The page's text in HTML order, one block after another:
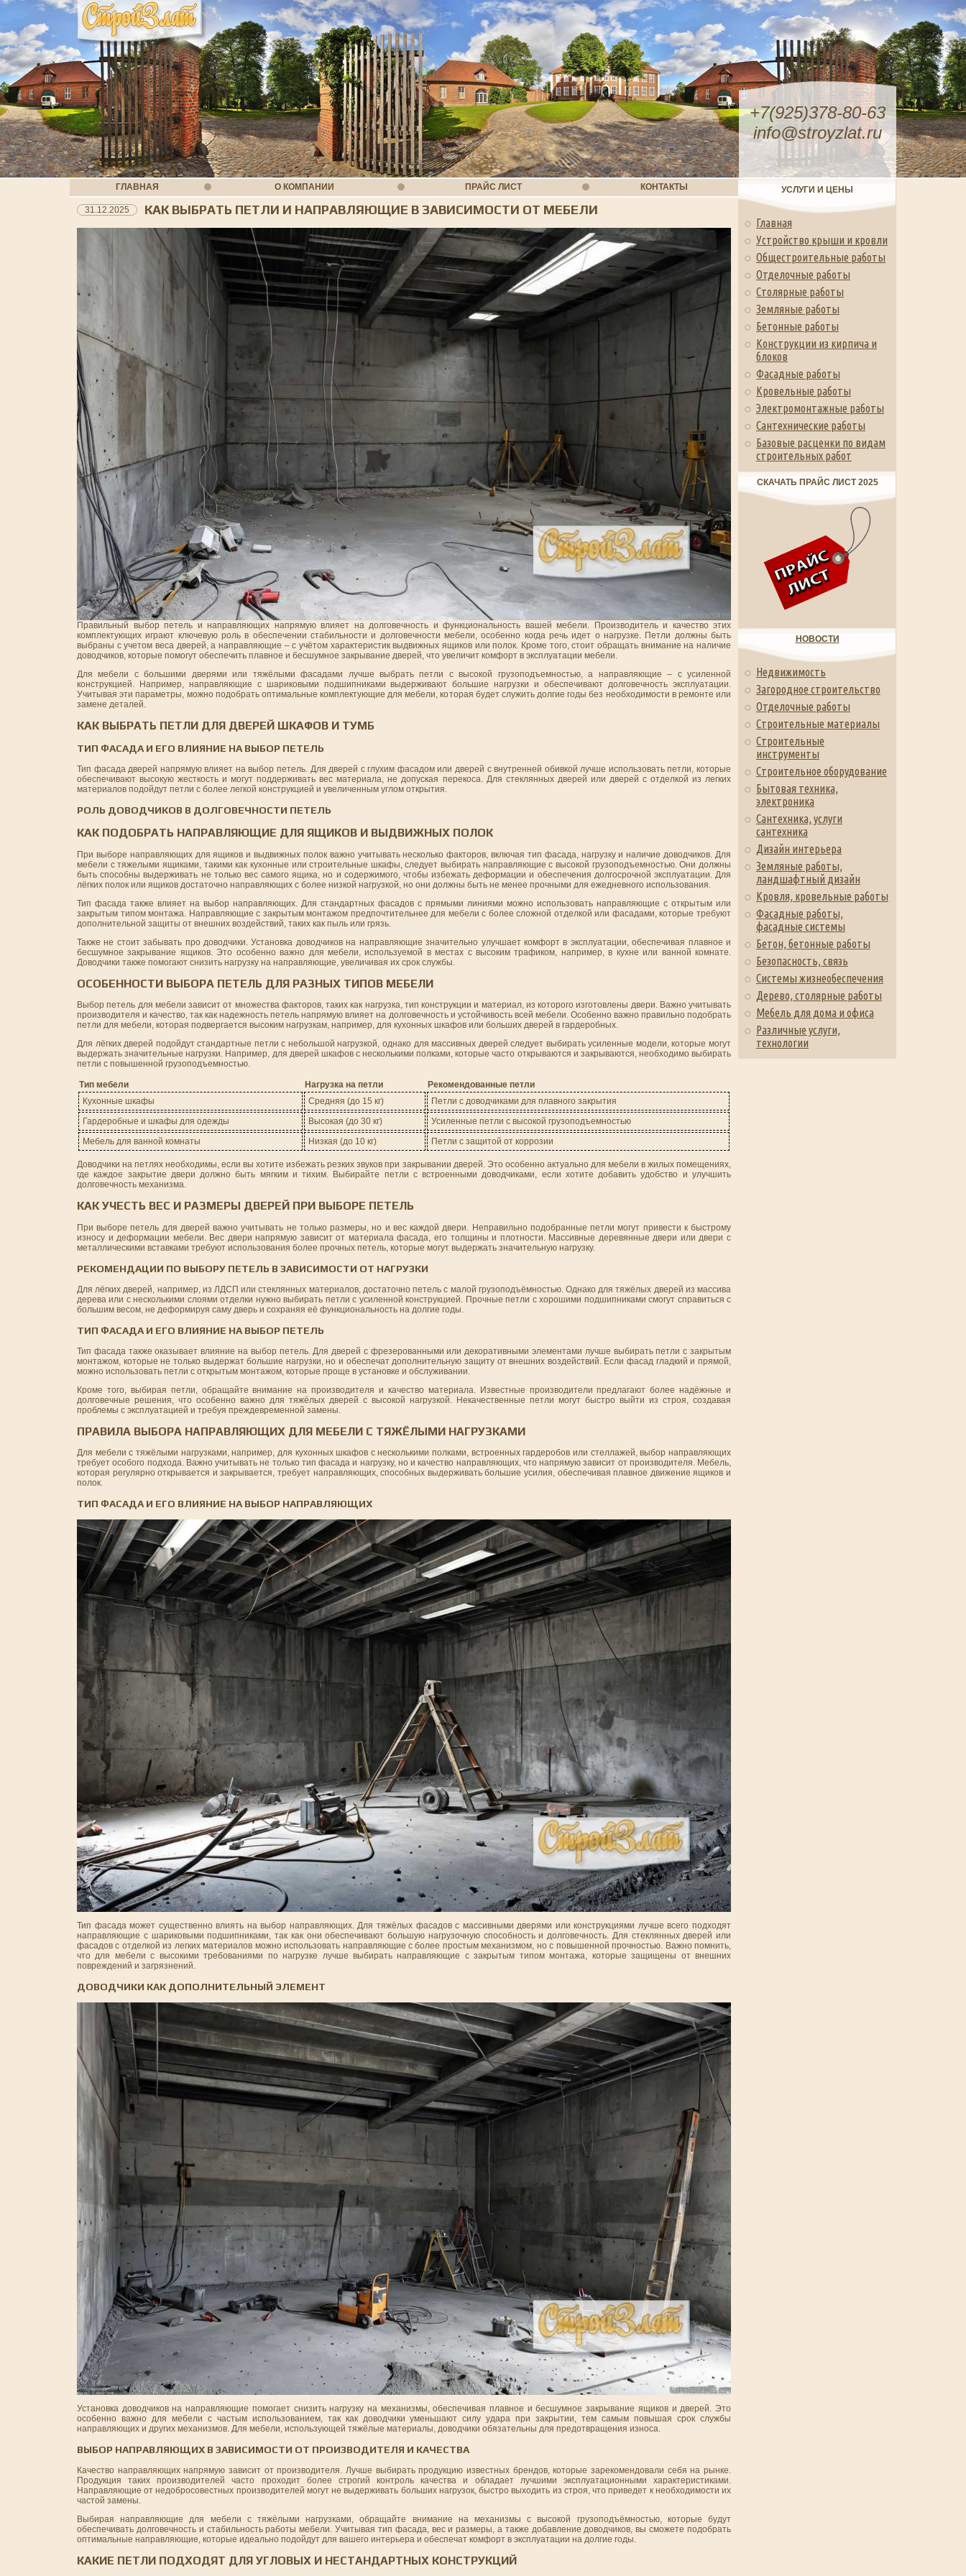
+7(925)378-80-63
info@stroyzlat.ru
ГЛАВНАЯ О КОМПАНИИ ПРАЙС ЛИСТ КОНТАКТЫ
31.12.2025 КАК ВЫБРАТЬ ПЕТЛИ И НАПРАВЛЯЮЩИЕ В ЗАВИСИМОСТИ ОТ МЕБЕЛИ
Правильный выбор петель и направляющих напрямую влияет на долговечность и функциональность вашей мебели. Производитель и качество этих
комплектующих играют ключевую роль в обеспечении стабильности и долговечности мебели, особенно когда речь идет о нагрузке. Петли должны быть
выбраны с учетом веса дверей, а направляющие – с учётом характеристик выдвижных ящиков или полок. Кроме того, стоит обращать внимание на наличие
доводчиков, которые помогут обеспечить плавное и бесшумное закрывание дверей, что увеличит комфорт в эксплуатации мебели.
Для мебели с большими дверями или тяжёлыми фасадами лучше выбрать петли с высокой грузоподъемностью, а направляющие – с усиленной
конструкцией. Например, направляющие с шариковыми подшипниками выдерживают большие нагрузки и обеспечивают долговечность эксплуатации.
Учитывая эти параметры, можно подобрать оптимальные комплектующие для мебели, которая будет служить долгие годы без необходимости в ремонте или
замене деталей.
КАК ВЫБРАТЬ ПЕТЛИ ДЛЯ ДВЕРЕЙ ШКАФОВ И ТУМБ
ТИП ФАСАДА И ЕГО ВЛИЯНИЕ НА ВЫБОР ПЕТЕЛЬ
Тип фасада дверей напрямую влияет на выбор петель. Для дверей с глухим фасадом или дверей с внутренней обивкой лучше использовать петли, которые
обеспечивают высокую жесткость и могут поддерживать вес материала, не допуская перекоса. Для стеклянных дверей или дверей с отделкой из легких
материалов подойдут петли с более легкой конструкцией и увеличенным углом открытия.
РОЛЬ ДОВОДЧИКОВ В ДОЛГОВЕЧНОСТИ ПЕТЕЛЬ
КАК ПОДОБРАТЬ НАПРАВЛЯЮЩИЕ ДЛЯ ЯЩИКОВ И ВЫДВИЖНЫХ ПОЛОК
При выборе направляющих для ящиков и выдвижных полок важно учитывать несколько факторов, включая тип фасада, нагрузку и наличие доводчиков. Для
мебели с тяжелыми ящиками, такими как кухонные или строительные шкафы, следует выбирать направляющие с высокой грузоподъемностью. Они должны
быть способны выдерживать не только вес самого ящика, но и содержимого, чтобы избежать деформации и обеспечения долгосрочной эксплуатации. Для
лёгких полок или ящиков достаточно направляющих с более низкой нагрузкой, но они должны быть не менее прочными для ежедневного использования.
Тип фасада также влияет на выбор направляющих. Для стандартных фасадов с прямыми линиями можно использовать направляющие с открытым или
закрытым типом монтажа. Направляющие с закрытым монтажом предпочтительнее для мебели с более сложной отделкой или фасадами, которые требуют
дополнительной защиты от внешних воздействий, таких как пыль или грязь.
Также не стоит забывать про доводчики. Установка доводчиков на направляющие значительно улучшает комфорт в эксплуатации, обеспечивая плавное и
бесшумное закрывание ящиков. Это особенно важно для мебели, используемой в местах с высоким трафиком, например, в кухне или ванной комнате.
Доводчики также помогают снизить нагрузку на направляющие, увеличивая их срок службы.
ОСОБЕННОСТИ ВЫБОРА ПЕТЕЛЬ ДЛЯ РАЗНЫХ ТИПОВ МЕБЕЛИ
Выбор петель для мебели зависит от множества факторов, таких как нагрузка, тип конструкции и материал, из которого изготовлены двери. Важно учитывать
производителя и качество, так как надежность петель напрямую влияет на долговечность и устойчивость всей мебели. Особенно важно правильно подобрать
петли для мебели, которая подвергается высоким нагрузкам, например, для кухонных шкафов или больших дверей в гардеробных.
Для лёгких дверей подойдут стандартные петли с небольшой нагрузкой, однако для массивных дверей следует выбирать усиленные модели, которые могут
выдержать значительные нагрузки. Например, для дверей шкафов с несколькими полками, которые часто открываются и закрываются, необходимо выбирать
петли с повышенной грузоподъемностью.
Тип мебели Нагрузка на петли
Рекомендованные петли
Кухонные шкафы
Средняя (до 15 кг)
Петли с доводчиками для плавного закрытия
Гардеробные и шкафы для одежды
Высокая (до 30 кг)
Усиленные петли с высокой грузоподъемностью
Мебель для ванной комнаты
Низкая (до 10 кг) Петли с защитой от коррозии
Доводчики на петлях необходимы, если вы хотите избежать резких звуков при закрывании дверей. Это особенно актуально для мебели в жилых помещениях,
где каждое закрытие двери должно быть мягким и тихим. Выбирайте петли с встроенными доводчиками, если хотите добавить удобство и улучшить
долговечность механизма.
КАК УЧЕСТЬ ВЕС И РАЗМЕРЫ ДВЕРЕЙ ПРИ ВЫБОРЕ ПЕТЕЛЬ
При выборе петель для дверей важно учитывать не только размеры, но и вес каждой двери. Неправильно подобранные петли могут привести к быстрому
износу и деформации мебели. Вес двери напрямую зависит от материала фасада, его толщины и плотности. Массивные деревянные двери или двери с
металлическими вставками требуют использования более прочных петель, которые могут выдержать значительную нагрузку.
РЕКОМЕНДАЦИИ ПО ВЫБОРУ ПЕТЕЛЬ В ЗАВИСИМОСТИ ОТ НАГРУЗКИ
Для лёгких дверей, например, из ЛДСП или стеклянных материалов, достаточно петель с малой грузоподъёмностью. Однако для тяжёлых дверей из массива
дерева или с несколькими слоями отделки нужно выбирать петли с усиленной конструкцией. Прочные петли с хорошими подшипниками смогут справиться с
большим весом, не деформируя саму дверь и сохраняя её функциональность на долгие годы.
ТИП ФАСАДА И ЕГО ВЛИЯНИЕ НА ВЫБОР ПЕТЕЛЬ
Тип фасада также оказывает влияние на выбор петель. Для дверей с фрезерованными или декоративными элементами лучше выбирать петли с закрытым
монтажом, которые не только выдержат большие нагрузки, но и обеспечат дополнительную защиту от внешних воздействий. Если фасад гладкий и прямой,
можно использовать петли с открытым монтажом, которые проще в установке и обслуживании.
Кроме того, выбирая петли, обращайте внимание на производителя и качество материала. Известные производители предлагают более надёжные и
долговечные решения, что особенно важно для тяжёлых дверей с высокой нагрузкой. Некачественные петли могут быстро выйти из строя, создавая
проблемы с эксплуатацией и требуя преждевременной замены.
ПРАВИЛА ВЫБОРА НАПРАВЛЯЮЩИХ ДЛЯ МЕБЕЛИ С ТЯЖЁЛЫМИ НАГРУЗКАМИ
Для мебели с тяжёлыми нагрузками, например, для кухонных шкафов с несколькими полками, встроенных гардеробов или стеллажей, выбор направляющих
требует особого подхода. Важно учитывать не только тип фасада и нагрузку, но и качество направляющих, что напрямую зависит от производителя. Мебель,
которая регулярно открывается и закрывается, требует направляющих, способных выдерживать большие усилия, обеспечивая плавное движение ящиков и
полок.
ТИП ФАСАДА И ЕГО ВЛИЯНИЕ НА ВЫБОР НАПРАВЛЯЮЩИХ
Тип фасада может существенно влиять на выбор направляющих. Для тяжёлых фасадов с массивными дверями или конструкциями лучше всего подходят
направляющие с шариковыми подшипниками, так как они обеспечивают большую нагрузочную способность и долговечность. Для стеклянных дверей или
фасадов с отделкой из легких материалов можно использовать направляющие с более простым механизмом, но с повышенной прочностью. Важно помнить,
что для мебели с высокими требованиями по нагрузке лучше выбирать направляющие с закрытым типом монтажа, которые защищены от внешних
повреждений и загрязнений.
ДОВОДЧИКИ КАК ДОПОЛНИТЕЛЬНЫЙ ЭЛЕМЕНТ
Установка доводчиков на направляющие помогает снизить нагрузку на механизмы, обеспечивая плавное и бесшумное закрывание ящиков и дверей. Это
особенно важно для мебели с частым использованием, так как доводчики уменьшают силу удара при закрытии, тем самым повышая срок службы
направляющих и других механизмов. Для мебели, использующей тяжёлые материалы, доводчики обязательны для предотвращения износа.
ВЫБОР НАПРАВЛЯЮЩИХ В ЗАВИСИМОСТИ ОТ ПРОИЗВОДИТЕЛЯ И КАЧЕСТВА
Качество направляющих напрямую зависит от производителя. Лучше выбирать продукцию известных брендов, которые зарекомендовали себя на рынке.
Продукция таких производителей часто проходит более строгий контроль качества и обладает лучшими эксплуатационными характеристиками.
Направляющие от недобросовестных производителей могут не выдерживать больших нагрузок, быстро выходить из строя, что приведет к необходимости их
частой замены.
Выбирая направляющие для мебели с тяжёлыми нагрузками, обращайте внимание на механизмы с высокой грузоподъёмностью, которые будут
обеспечивать долговечность и стабильность работы мебели. Учитывая тип фасада, вес и размеры, а также добавление доводчиков, вы сможете подобрать
оптимальные направляющие, которые идеально подойдут для вашего интерьера и обеспечат комфорт в эксплуатации на долгие годы.
КАКИЕ ПЕТЛИ ПОДХОДЯТ ДЛЯ УГЛОВЫХ И НЕСТАНДАРТНЫХ КОНСТРУКЦИЙ
УСЛУГИ И ЦЕНЫ
Главная
Устройство крыши и кровли
Общестроительные работы
Отделочные работы
Столярные работы
Земляные работы
Бетонные работы
Конструкции из кирпича и
блоков
Фасадные работы
Кровельные работы
Электромонтажные работы
Сантехнические работы
Базовые расценки по видам
строительных работ
СКАЧАТЬ ПРАЙС ЛИСТ 2025
НОВОСТИ
Недвижимость
Загородное строительство
Отделочные работы
Строительные материалы
Строительные
инструменты
Строительное оборудование
Бытовая техника,
электроника
Сантехника, услуги
сантехника
Дизайн интерьера
Земляные работы,
ландшафтный дизайн
Кровля, кровельные работы
Фасадные работы,
фасадные системы
Бетон, бетонные работы
Безопасность, связь
Системы жизнеобеспечения
Дерево, столярные работы
Мебель для дома и офиса
Различные услуги,
технологии